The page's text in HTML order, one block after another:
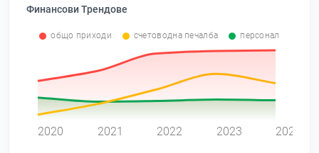
Финансови Трендове
общо приходи счетоводна печалба персонал
2020 2021 2022 2023 2024